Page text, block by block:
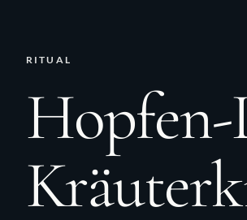
RITUAL
Hopfen-